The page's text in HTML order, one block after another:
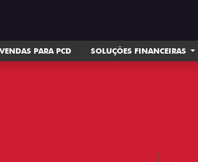
VENDAS PARA PCD SOLUÇÕES FINANCEIRAS